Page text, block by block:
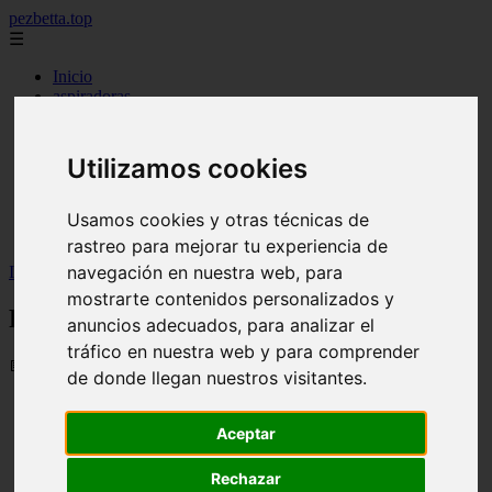
Utilizamos cookies
Usamos cookies y otras técnicas de
rastreo para mejorar tu experiencia de
navegación en nuestra web, para
mostrarte contenidos personalizados y
anuncios adecuados, para analizar el
tráfico en nuestra web y para comprender
de donde llegan nuestros visitantes.
Aceptar
Rechazar
pezbetta.top
☰
Inicio
aspiradoras
filtro
ionizador
parches
Inicio
peces >Peces Pipa
Peces Pipa
📅 02/09/2025